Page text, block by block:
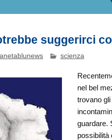
suggerirci
scienza
nel bel
trovano
guardare.
possibilità